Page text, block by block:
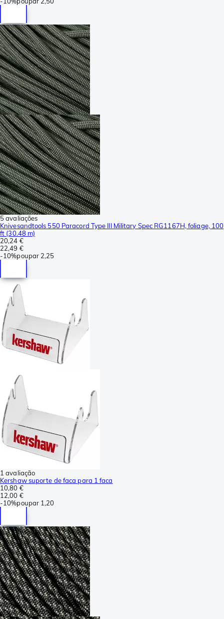
5 avaliações
Knivesandtools 550 Paracord Type III Military Spec RG1167H, foliage, 100
ft (30.48 m)
20,24 €
22,49 €
-10%poupar 2,25
1 avaliação
Kershaw suporte de faca para 1 faca
10,80 €
12,00 €
-10%poupar 1,20